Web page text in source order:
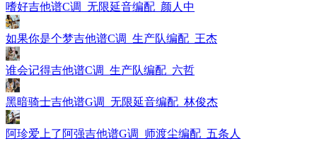
嗜好吉他谱C调_无限延音编配_颜人中
如果你是个梦吉他谱C调_生产队编配_王杰
谁会记得吉他谱C调_生产队编配_六哲
黑暗骑士吉他谱G调_无限延音编配_林俊杰
阿珍爱上了阿强吉他谱G调_师渡尘编配_五条人